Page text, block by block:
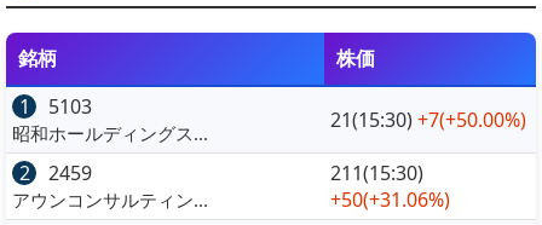
銘柄
株価
1
5103
昭和ホールディングス... 21(15:30)+7(+50.00%)
2
2459
アウンコンサルティン...
211(15:30)
+50(+31.06%)